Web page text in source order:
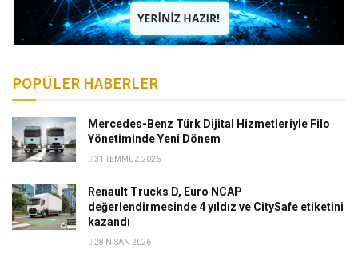
POPÜLER HABERLER
Mercedes-Benz Türk Dijital Hizmetleriyle Filo
Yönetiminde Yeni Dönem
31 TEMMUZ 2026
Renault Trucks D, Euro NCAP
değerlendirmesinde 4 yıldız ve CitySafe etiketini
kazandı
28 NISAN 2026